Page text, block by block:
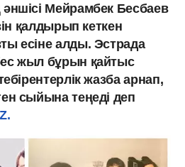
Мейрамбек Бесбаев
қалдырып кеткен
есіне алды. Эстрада
жыл бұрын қайтыс
жазба арнап,
сыйына теңеді деп